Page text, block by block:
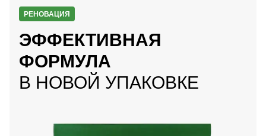
РЕНОВАЦИЯ
ЭФФЕКТИВНАЯ
ФОРМУЛА
В НОВОЙ УПАКОВКЕ